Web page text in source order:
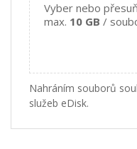
Vyber nebo
max. 10 GB /
Nahráním souborů
služeb eDisk.